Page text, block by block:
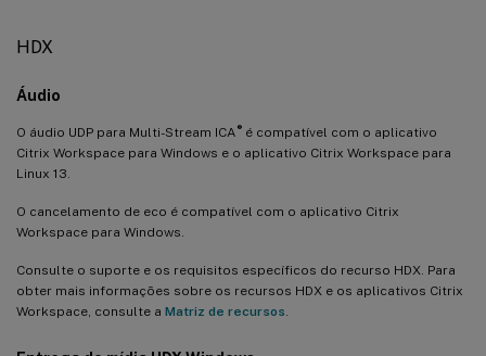
HDX
Áudio
O áudio UDP para Multi-Stream ICA ®é compatível com o aplicativo
Citrix Workspace para Windows e o aplicativo Citrix Workspace para
Linux 13.
O cancelamento de eco é compatível com o aplicativo Citrix
Workspace para Windows.
Consulte o suporte e os requisitos específicos do recurso HDX. Para
obter mais informações sobre os recursos HDX e os aplicativos Citrix
Workspace, consulte a Matriz de recursos